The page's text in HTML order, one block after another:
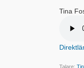
Tina
Talare: